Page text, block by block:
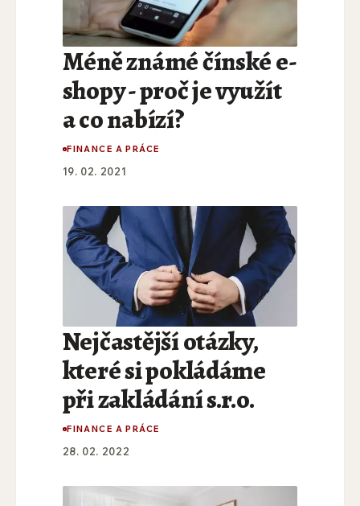
Méně známé čínské e-
shopy - proč je využít
a co nabízí?
FINANCE A PRÁCE
19. 02. 2021
Nejčastější otázky,
které si pokládáme
při zakládání s.r.o.
FINANCE A PRÁCE
28. 02. 2022